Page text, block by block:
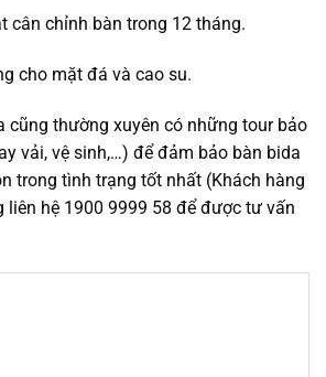
cân chỉnh bàn trong 12 tháng.
cho mặt đá và cao su.
cũng thường xuyên có những tour bảo
vải, vệ sinh,…) để đảm bảo bàn bida
trong tình trạng tốt nhất (Khách hàng
liên hệ 1900 9999 58 để được tư vấn